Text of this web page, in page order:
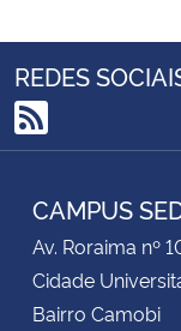
REDES
RSS
CAMPUS
Av. Roraima nº
Cidade
Bairro Camobi